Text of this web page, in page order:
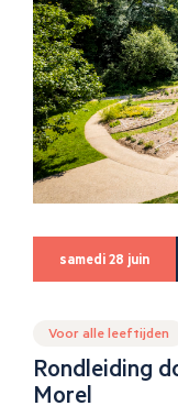
samedi 28 juin
Voor alle leeftijden
Rondleiding
Morel